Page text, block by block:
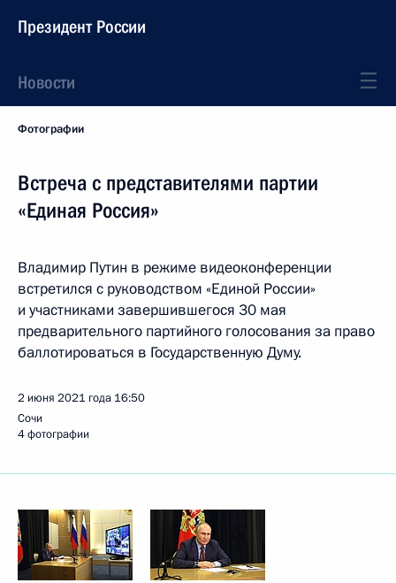
Президент России
Новости
Фотографии
Встреча с представителями партии
«Единая Россия»
Владимир Путин в режиме видеоконференции
встретился с руководством «Единой России»
и участниками завершившегося 30 мая
предварительного партийного голосования за право
баллотироваться в Государственную Думу.
2 июня 2021 года 16:50
Сочи
4 фотографии